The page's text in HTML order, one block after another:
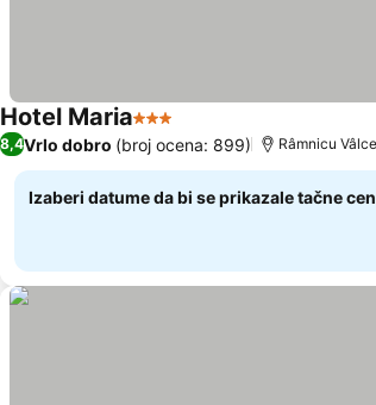
Hotel Maria3 Zvezdice
8,4Vrlo dobro (broj ocena: 899) Râmnicu
Izaberi datume da bi se prikazale tačne